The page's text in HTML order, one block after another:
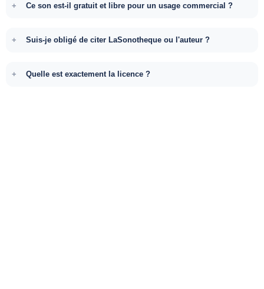
Ce son est-il gratuit et libre pour un usage commercial ?
Suis-je obligé de citer LaSonotheque ou l'auteur ?
Quelle est exactement la licence ?